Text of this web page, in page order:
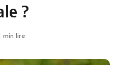
?
min lire